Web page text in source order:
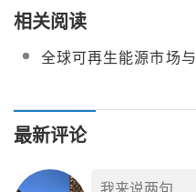
相关阅读
全球可再生能源市场与
最新评论